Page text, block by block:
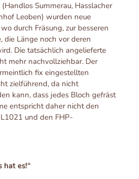
Summerau, Hasslacher
Leoben) wurden neue
durch Fräsung, zur besseren
die Länge noch vor deren
Die tatsächlich angelieferte
mehr nachvollziehbar. Der
fix eingestellten
zielführend, da nicht
kann, dass jedes Bloch gefräst
entspricht daher nicht den
und den FHP-
hat es!“